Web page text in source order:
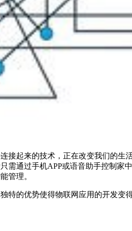
接起来的技术，正在改变我们的
需通过手机APP或语音助手控制
管理。
特的优势使得物联网应用的开发变